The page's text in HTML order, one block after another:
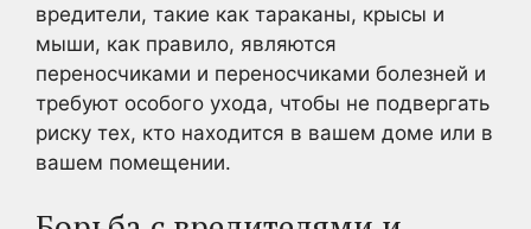
вредители, такие как тараканы, крысы и
мыши, как правило, являются
переносчиками и переносчиками болезней и
требуют особого ухода, чтобы не подвергать
риску тех, кто находится в вашем доме или в
вашем помещении.